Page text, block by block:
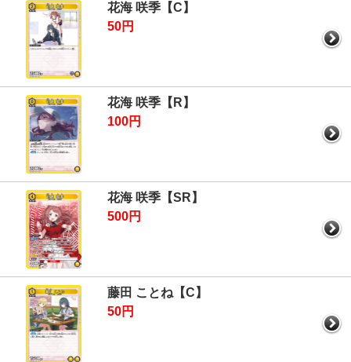
花海 咲季【C】
50円
花海 咲季【R】
100円
花海 咲季【SR】
500円
藤田 ことね【C】
50円